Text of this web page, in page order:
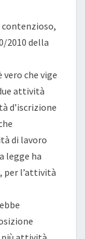
contenzioso,
2010 della
che vige
attività
d’iscrizione
di lavoro
legge ha
per l’attività